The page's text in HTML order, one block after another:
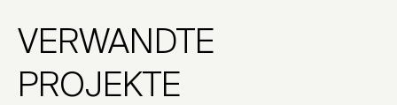
VERWANDTE
PROJEKTE